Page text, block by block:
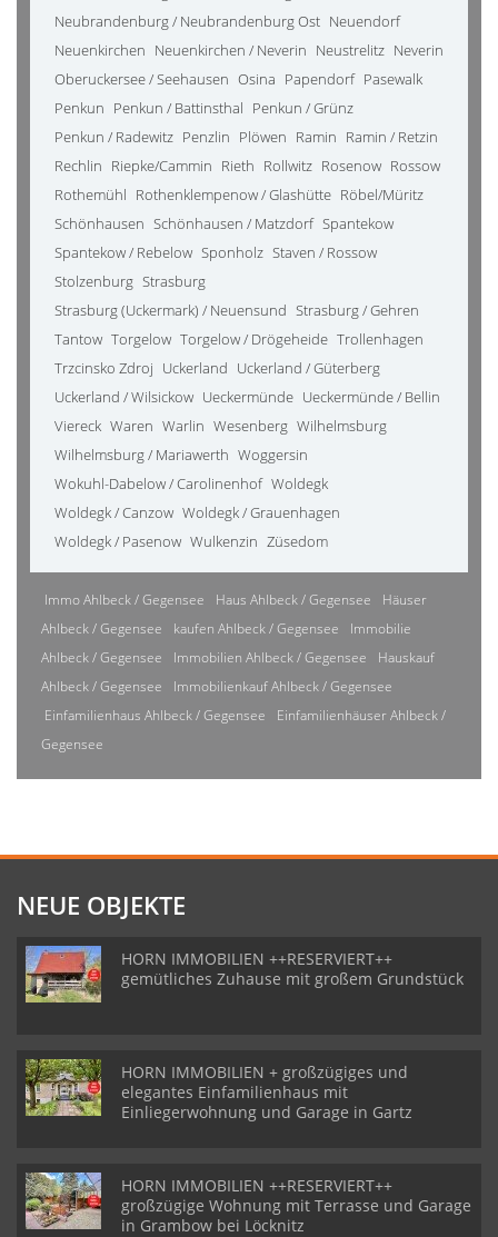
Neubrandenburg / Neubrandenburg Ost Neuendorf
Neuenkirchen Neuenkirchen / Neverin Neustrelitz Neverin
Oberuckersee / Seehausen Osina Papendorf Pasewalk
Penkun Penkun / Battinsthal Penkun / Grünz
Penkun / Radewitz Penzlin Plöwen Ramin Ramin / Retzin
Rechlin Riepke/Cammin Rieth Rollwitz Rosenow Rossow
Rothemühl Rothenklempenow / Glashütte Röbel/Müritz
Schönhausen Schönhausen / Matzdorf Spantekow
Spantekow / Rebelow Sponholz Staven / Rossow
Stolzenburg Strasburg
Strasburg (Uckermark) / Neuensund Strasburg / Gehren
Tantow Torgelow Torgelow / Drögeheide Trollenhagen
Trzcinsko Zdroj Uckerland Uckerland / Güterberg
Uckerland / Wilsickow Ueckermünde Ueckermünde / Bellin
Viereck Waren Warlin Wesenberg Wilhelmsburg
Wilhelmsburg / Mariawerth Woggersin
Wokuhl-Dabelow / Carolinenhof Woldegk
Woldegk / Canzow Woldegk / Grauenhagen
Woldegk / Pasenow Wulkenzin Züsedom
Immo Ahlbeck / Gegensee Haus Ahlbeck / Gegensee
Häuser
Ahlbeck / Gegensee
kaufen Ahlbeck / Gegensee
Immobilie
Ahlbeck / Gegensee
Immobilien Ahlbeck / Gegensee
Hauskauf
Ahlbeck / Gegensee
Immobilienkauf Ahlbeck / Gegensee
Einfamilienhaus Ahlbeck / Gegensee
Einfamilienhäuser Ahlbeck /
Gegensee
NEUE OBJEKTE
HORN IMMOBILIEN ++RESERVIERT++
gemütliches Zuhause mit großem Grundstück
HORN IMMOBILIEN + großzügiges und
elegantes Einfamilienhaus mit
Einliegerwohnung und Garage in Gartz
HORN IMMOBILIEN ++RESERVIERT++
großzügige Wohnung mit Terrasse und Garage
in Grambow bei Löcknitz